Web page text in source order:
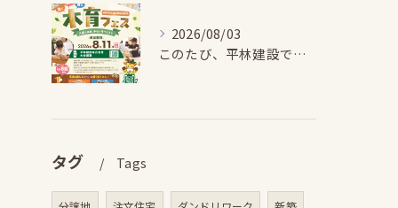
2026/08/03
このたび、平林建設では、お子さまが木とふれあい・木について学...
タグ Tags